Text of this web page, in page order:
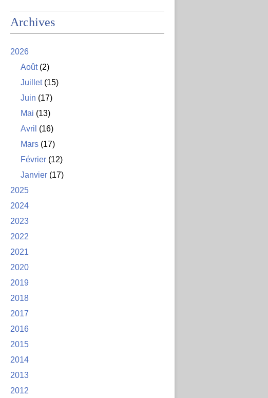
Archives
2026
Août(2)
Juillet(15)
Juin (17)
Mai (13)
Avril (16)
Mars (17)
Février (12)
Janvier (17)
2025
2024
2023
2022
2021
2020
2019
2018
2017
2016
2015
2014
2013
2012